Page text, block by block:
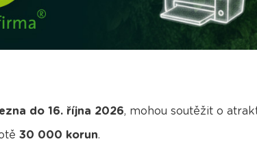
do 16. října 2026, mohou soutěžit o
30 000 korun.